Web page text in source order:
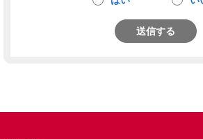
送信する